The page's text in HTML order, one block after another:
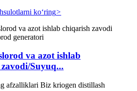
koʻring>
va azot ishlab
Suyuq...
afzalliklari Biz kriogen distillash